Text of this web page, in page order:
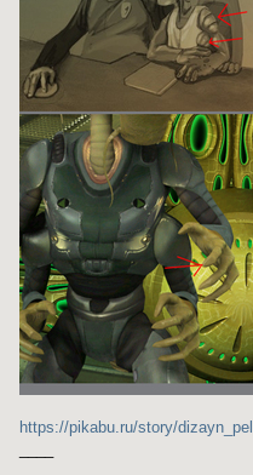
https://pikabu.ru/story/